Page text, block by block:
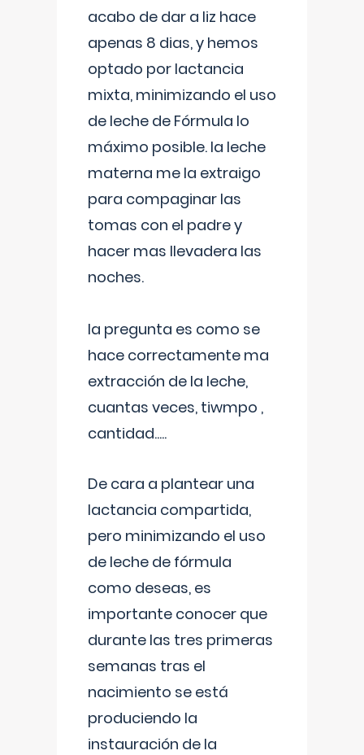
acabo de dar a liz hace
apenas 8 dias, y hemos
optado por lactancia
mixta, minimizando el uso
de leche de Fórmula lo
máximo posible. la leche
materna me la extraigo
para compaginar las
tomas con el padre y
hacer mas llevadera las
noches.
la pregunta es como se
hace correctamente ma
extracción de la leche,
cuantas veces, tiwmpo ,
cantidad.....
De cara a plantear una
lactancia compartida,
pero minimizando el uso
de leche de fórmula
como deseas, es
importante conocer que
durante las tres primeras
semanas tras el
nacimiento se está
produciendo la
instauración de la